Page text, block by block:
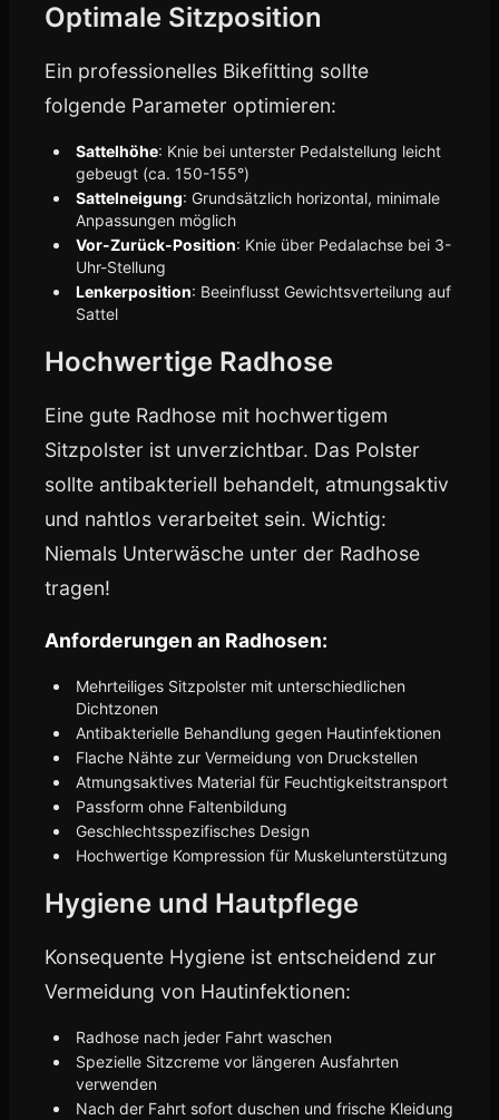
Optimale Sitzposition
Ein professionelles Bikefitting sollte
folgende Parameter optimieren:
Sattelhöhe: Knie bei unterster Pedalstellung leicht
gebeugt (ca. 150-155°)
Sattelneigung: Grundsätzlich horizontal, minimale
Anpassungen möglich
Vor-Zurück-Position: Knie über Pedalachse bei 3-
Uhr-Stellung
Lenkerposition: Beeinflusst Gewichtsverteilung auf
Sattel
Hochwertige Radhose
Eine gute Radhose mit hochwertigem
Sitzpolster ist unverzichtbar. Das Polster
sollte antibakteriell behandelt, atmungsaktiv
und nahtlos verarbeitet sein. Wichtig:
Niemals Unterwäsche unter der Radhose
tragen!
Anforderungen an Radhosen:
Mehrteiliges Sitzpolster mit unterschiedlichen
Dichtzonen
Antibakterielle Behandlung gegen Hautinfektionen
Flache Nähte zur Vermeidung von Druckstellen
Atmungsaktives Material für Feuchtigkeitstransport
Passform ohne Faltenbildung
Geschlechtsspezifisches Design
Hochwertige Kompression für Muskelunterstützung
Hygiene und Hautpflege
Konsequente Hygiene ist entscheidend zur
Vermeidung von Hautinfektionen:
Radhose nach jeder Fahrt waschen
Spezielle Sitzcreme vor längeren Ausfahrten
verwenden
Nach der Fahrt sofort duschen und frische Kleidung